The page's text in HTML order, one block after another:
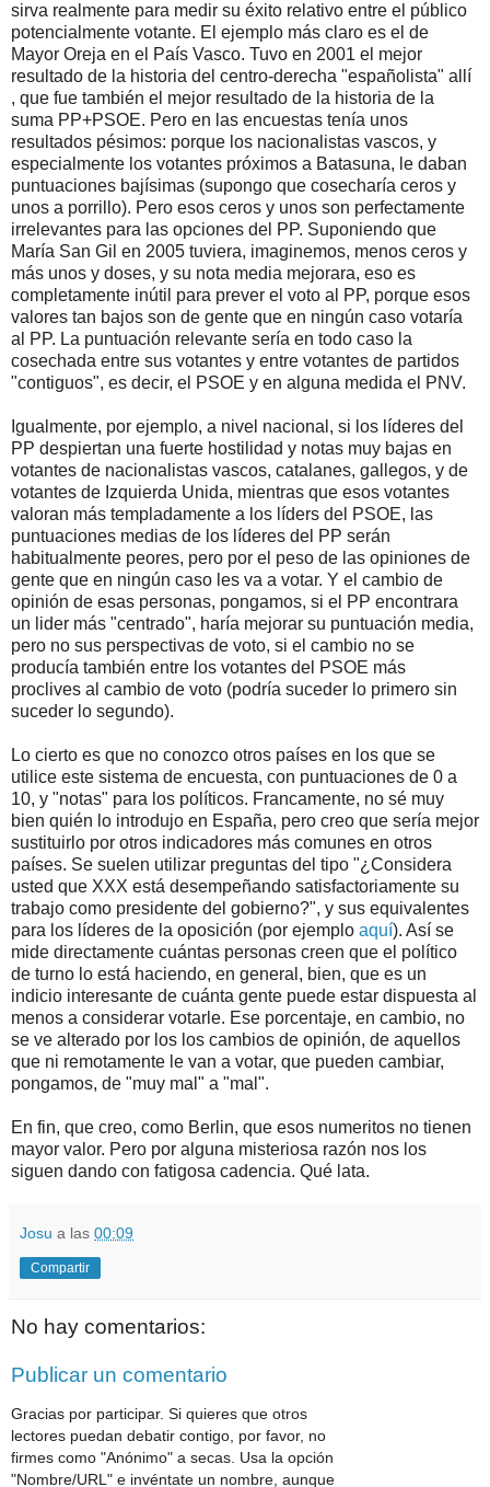
sirva realmente para medir su éxito relativo entre el público
potencialmente votante. El ejemplo más claro es el de
Mayor Oreja en el País Vasco. Tuvo en 2001 el mejor
resultado de la historia del centro-derecha "españolista" allí
, que fue también el mejor resultado de la historia de la
suma PP+PSOE. Pero en las encuestas tenía unos
resultados pésimos: porque los nacionalistas vascos, y
especialmente los votantes próximos a Batasuna, le daban
puntuaciones bajísimas (supongo que cosecharía ceros y
unos a porrillo). Pero esos ceros y unos son perfectamente
irrelevantes para las opciones del PP. Suponiendo que
María San Gil en 2005 tuviera, imaginemos, menos ceros y
más unos y doses, y su nota media mejorara, eso es
completamente inútil para prever el voto al PP, porque esos
valores tan bajos son de gente que en ningún caso votaría
al PP. La puntuación relevante sería en todo caso la
cosechada entre sus votantes y entre votantes de partidos
"contiguos", es decir, el PSOE y en alguna medida el PNV.
Igualmente, por ejemplo, a nivel nacional, si los líderes del
PP despiertan una fuerte hostilidad y notas muy bajas en
votantes de nacionalistas vascos, catalanes, gallegos, y de
votantes de Izquierda Unida, mientras que esos votantes
valoran más templadamente a los líders del PSOE, las
puntuaciones medias de los líderes del PP serán
habitualmente peores, pero por el peso de las opiniones de
gente que en ningún caso les va a votar. Y el cambio de
opinión de esas personas, pongamos, si el PP encontrara
un lider más "centrado", haría mejorar su puntuación media,
pero no sus perspectivas de voto, si el cambio no se
producía también entre los votantes del PSOE más
proclives al cambio de voto (podría suceder lo primero sin
suceder lo segundo).
Lo cierto es que no conozco otros países en los que se
utilice este sistema de encuesta, con puntuaciones de 0 a
10, y "notas" para los políticos. Francamente, no sé muy
bien quién lo introdujo en España, pero creo que sería mejor
sustituirlo por otros indicadores más comunes en otros
países. Se suelen utilizar preguntas del tipo "¿Considera
usted que XXX está desempeñando satisfactoriamente su
trabajo como presidente del gobierno?", y sus equivalentes
para los líderes de la oposición (por ejemplo aquí). Así se
mide directamente cuántas personas creen que el político
de turno lo está haciendo, en general, bien, que es un
indicio interesante de cuánta gente puede estar dispuesta al
menos a considerar votarle. Ese porcentaje, en cambio, no
se ve alterado por los los cambios de opinión, de aquellos
que ni remotamente le van a votar, que pueden cambiar,
pongamos, de "muy mal" a "mal".
En fin, que creo, como Berlin, que esos numeritos no tienen
mayor valor. Pero por alguna misteriosa razón nos los
siguen dando con fatigosa cadencia. Qué lata.
Josu a las 00:09
Compartir
No hay comentarios:
Publicar un comentario
Gracias por participar. Si quieres que otros
lectores puedan debatir contigo, por favor, no
firmes como "Anónimo" a secas. Usa la opción
"Nombre/URL" e invéntate un nombre, aunque